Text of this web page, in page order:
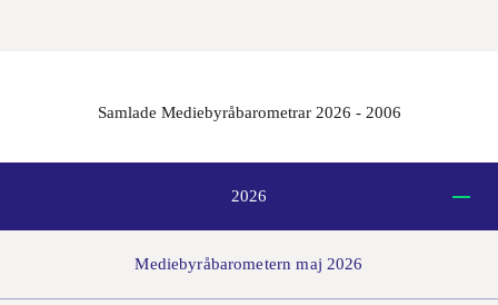
Samlade Mediebyråbarometrar 2026 - 2006
2026
Mediebyråbarometern maj 2026